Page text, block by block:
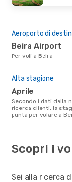
Aeroporto di
Beira Airport
Per voli a Beira
Alta stagione
aprile
Secondo i dati della nostra
ricerca clienti, la
punta per volare a
Scopri i
Sei alla ricerca